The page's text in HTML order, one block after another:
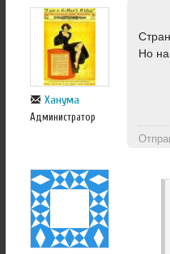
Ханума
Администратор
Но на